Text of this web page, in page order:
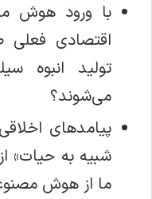
با ورود هوش
اقتصادی فعلی
تولید انبوه
می‌شوند؟
پیامدهای
شبیه به حیات»
ما از هوش